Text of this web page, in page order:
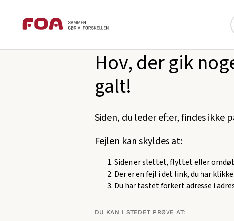
hovedindhold
hovedmenu
Hov, der gik
galt!
Siden, du leder efter, findes ikke
Fejlen kan skyldes at:
Siden er slettet, flyttet eller
Der er en fejl i det link, du har
Du har tastet forkert adresse i
DU KAN I STEDET PRØVE AT: